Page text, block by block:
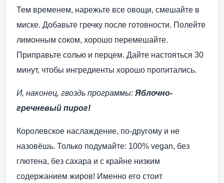
Тем временем, нарежьте все овощи, смешайте в
миске. Добавьте гречку после готовности. Полейте
лимонным соком, хорошо перемешайте.
Приправьте солью и перцем. Дайте настояться 30
минут, чтобы ингредиенты хорошо пропитались.
И, наконец, гвоздь программы: Яблочно-
гречневый пирог!
Королевское наслаждение, по-другому и не
назовёшь. Только подумайте: 100% vegan, без
глютена, без сахара и с крайне низким
содержанием жиров! Именно его стоит